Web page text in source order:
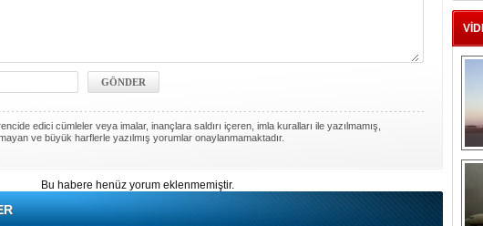
edici cümleler veya imalar, inançlara saldırı içeren, imla kuralları ile yazılmamış,
ve büyük harflerle yazılmış yorumlar onaylanmamaktadır.
Bu habere henüz yorum eklenmemiştir.